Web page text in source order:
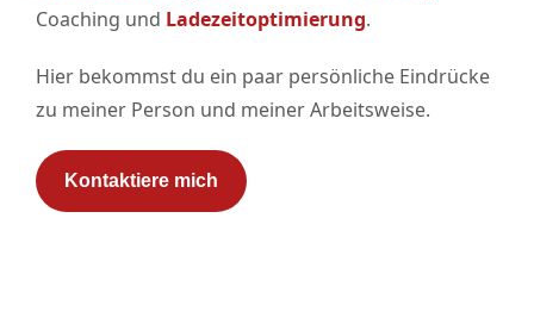
Coaching und Ladezeitoptimierung.
Hier bekommst du ein paar persönliche Eindrücke
zu meiner Person und meiner Arbeitsweise.
Kontaktiere mich